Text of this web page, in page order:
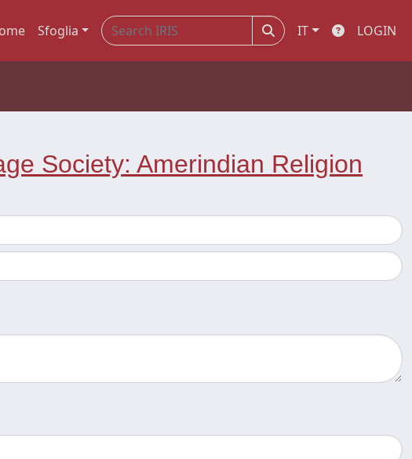
Sfoglia IT LOGIN
Society: Amerindian Religion